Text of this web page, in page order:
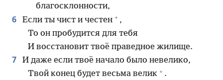
благосклонности,
6 Если ты чист и честен + ,
То он пробудится для тебя
И восстановит твоё праведное жилище.
7
И даже если твоё начало было невелико,
Твой конец будет весьма велик + .